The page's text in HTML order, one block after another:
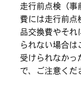
走行前点検（事
費には走行前点
品交換費やそれ
られない場合
受けられなかっ
で、ご注意くだ